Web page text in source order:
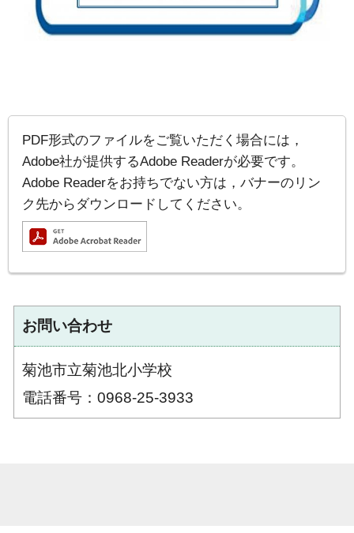
PDF形式のファイルをご覧いただく場合には，
Adobe社が提供するAdobe Readerが必要です。
Adobe Readerをお持ちでない方は，バナーのリン
ク先からダウンロードしてください。
お問い合わせ
菊池市立菊池北小学校
電話番号：0968-25-3933